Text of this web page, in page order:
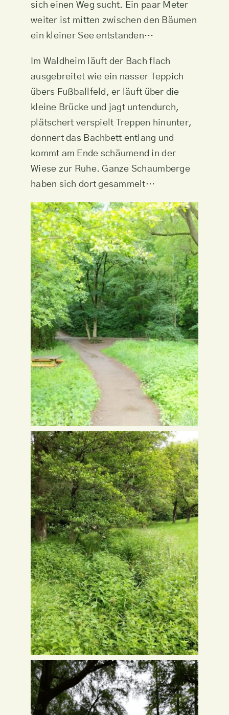
sich einen Weg sucht. Ein paar Meter
weiter ist mitten zwischen den Bäumen
ein kleiner See entstanden…
Im Waldheim läuft der Bach flach
ausgebreitet wie ein nasser Teppich
übers Fußballfeld, er läuft über die
kleine Brücke und jagt untendurch,
plätschert verspielt Treppen hinunter,
donnert das Bachbett entlang und
kommt am Ende schäumend in der
Wiese zur Ruhe. Ganze Schaumberge
haben sich dort gesammelt…